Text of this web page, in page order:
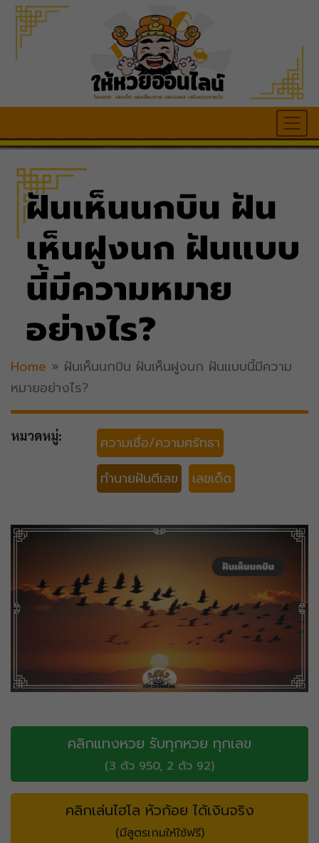
ฝันเห็นนกบิน ฝัน
เห็นฝูงนก ฝันแบบ
นี้มีความหมาย
อย่างไร?
Home » ฝันเห็นนกบิน ฝันเห็นฝูงนก ฝันแบบนี้มีความ
หมายอย่างไร?
หมวดหมู่:
ความเชื่อ/ความศรัทธา
ทำนายฝันตีเลข
เลขเด็ด
คลิกแทงหวย รับทุกหวย ทุกเลข
(3 ตัว 950, 2 ตัว 92)
คลิกเล่นไฮโล หัวก้อย ได้เงินจริง
(มีสูตรเกมให้ใช้ฟรี)